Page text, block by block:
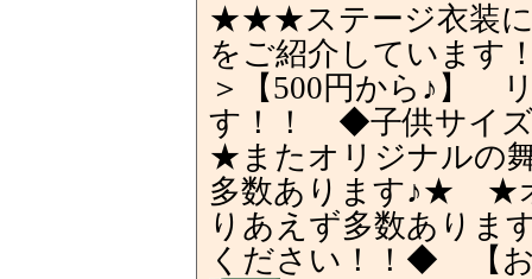
★★★ステージ衣装
をご紹介しています
＞【500円から♪】
す！！ ◆子供サイ
★またオリジナルの
多数あります♪★ ★
りあえず多数ありま
ください！！◆ 【